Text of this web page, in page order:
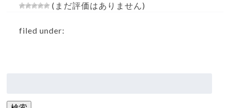
(まだ評価はありません)
filed under: